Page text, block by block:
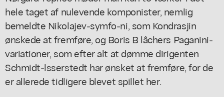
hele taget af nulevende komponister, nemlig
bemeldte Nikolajev-symfo-ni, som Kondrasjin
ønskede at fremføre, og Boris B lâchers Paganini-
variationer, som efter alt at dømme dirigenten
Schmidt-lsserstedt har ønsket at fremføre, for de
er allerede tidligere blevet spillet her.